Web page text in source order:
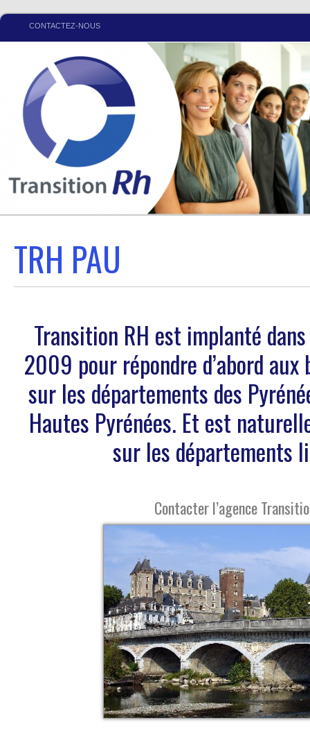
CONTACTEZ-NOUS
TRH PAU
Transition RH est implanté
2009 pour répondre d’abord
sur les départements des
Hautes Pyrénées. Et est
sur les départements
Contacter l’agence